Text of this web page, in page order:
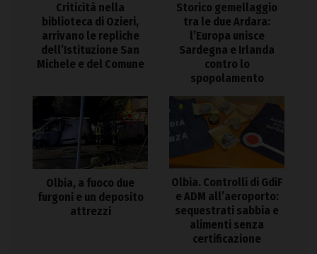
Criticità nella
biblioteca di Ozieri,
arrivano le repliche
dell’Istituzione San
Michele e del Comune
Storico gemellaggio
tra le due Ardara:
l’Europa unisce
Sardegna e Irlanda
contro lo
spopolamento
Olbia, a fuoco due
furgoni e un deposito
attrezzi
Olbia. Controlli di GdiF
e ADM all’aeroporto:
sequestrati sabbia e
alimenti senza
certificazione